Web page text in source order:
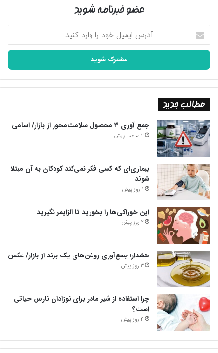
عضو خبرنامه شوید
آدرس
ایمیل
خود
وارد
کنید
مطالب جدید
جمع آوری ۳ محصول سلامت‌محور از بازار/ اسامی
2 ساعت پیش
بیماری‌ای که کسی فکر نمی‌کند کودکان به آن مبتلا
شوند
1 روز پیش
این خوراکی‌ها را بخورید تا آلزایمر نگیرید
2 روز پیش
هشدار؛ جمع‌آوری روغن‌های یک برند از بازار/ عکس
3 روز پیش
چرا استفاده از شیر مادر برای نوزادان نارس حیاتی
است؟
4 روز پیش